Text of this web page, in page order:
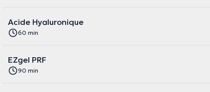
Acide Hyaluronique
60 min
EZgel PRF
90 min